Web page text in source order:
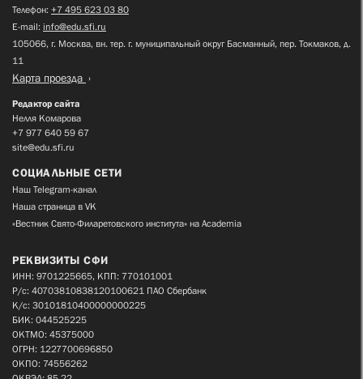
Телефон: +7 495 623 03 80
E-mail: info@edu.sfi.ru
105066, г. Москва, вн. тер. г. муниципальный округ Басманный, пер. Токмаков, д.
11
Карта проезда
Редактор сайта
Нелля Комарова
+7 977 640 59 67
site@edu.sfi.ru
СОЦИАЛЬНЫЕ СЕТИ
Наш Telegram-канал
Наша страница в VK
«Вестник Свято-Филаретовского института» на Academia
РЕКВИЗИТЫ СФИ
ИНН: 9701225665, КПП: 770101001
Р/с: 40703810838120100621 ПАО Сбербанк
К/с: 30101810400000000225
БИК: 044525225
ОКТМО: 45375000
ОГРН: 1227700696850
ОКПО: 74556262